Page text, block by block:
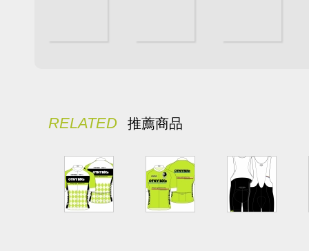
RELATED 推薦商品